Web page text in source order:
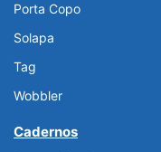
Porta Copo
Solapa
Tag
Wobbler
Cadernos